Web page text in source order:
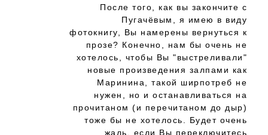
После того, как вы закончите с
Пугачёвым, я имею в виду
фотокнигу, Вы намерены вернуться к
прозе? Конечно, нам бы очень не
хотелось, чтобы Вы "выстреливали"
новые произведения залпами как
Маринина, такой ширпотреб не
нужен, но и останавливаться на
прочитаном (и перечитаном до дыр)
тоже бы не хотелось. Будет очень
жаль, если Вы переключитесь